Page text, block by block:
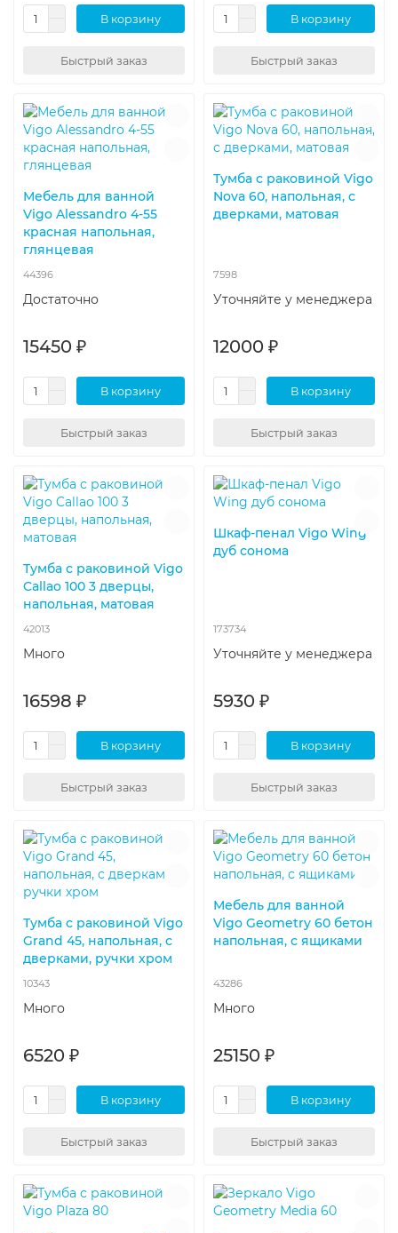
В корзину
Быстрый заказ
В корзину
Быстрый заказ
Мебель для ванной
Vigo Alessandro 4-55
красная напольная,
глянцевая
44396
Достаточно
15450 ₽
В корзину
Быстрый заказ
Тумба с раковиной Vigo
Nova 60, напольная, с
дверками, матовая
7598
Уточняйте у менеджера
12000 ₽
В корзину
Быстрый заказ
Тумба с раковиной Vigo
Callao 100 3 дверцы,
напольная, матовая
42013
Много
16598 ₽
В корзину
Быстрый заказ
Шкаф-пенал Vigo Wing
дуб сонома
173734
Уточняйте у менеджера
5930 ₽
В корзину
Быстрый заказ
Тумба с раковиной Vigo
Grand 45, напольная, с
дверками, ручки хром
10343
Много
6520 ₽
В корзину
Быстрый заказ
Мебель для ванной
Vigo Geometry 60 бетон
напольная, с ящиками
43286
Много
25150 ₽
В корзину
Быстрый заказ